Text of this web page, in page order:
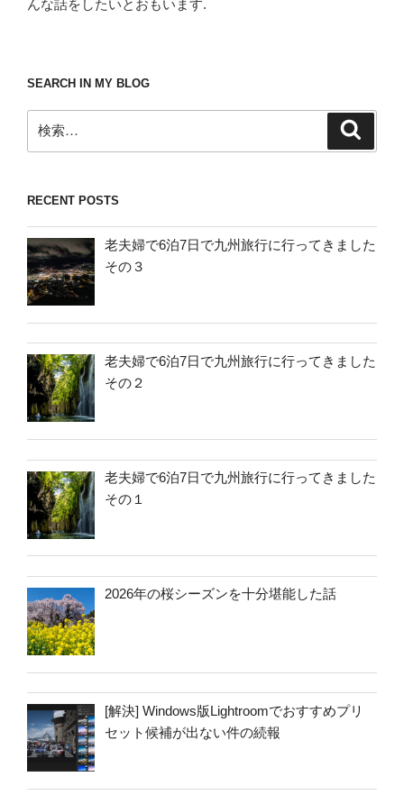
んな話をしたいとおもいます.
SEARCH IN MY BLOG
索:
RECENT POSTS
老夫婦で6泊7日で九州旅行に行ってきました
その３
老夫婦で6泊7日で九州旅行に行ってきました
その２
老夫婦で6泊7日で九州旅行に行ってきました
その１
2026年の桜シーズンを十分堪能した話
[解決] Windows版Lightroomでおすすめプリ
セット候補が出ない件の続報